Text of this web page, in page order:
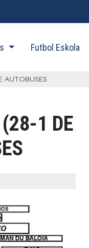
Futbol Eskola
AUTOBUSES
1 DE